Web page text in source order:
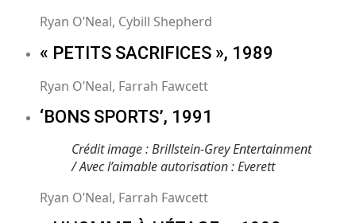
Ryan O’Neal, Cybill Shepherd
« PETITS SACRIFICES », 1989
Ryan O’Neal, Farrah Fawcett
‘BONS SPORTS’, 1991
Crédit image : Brillstein-Grey Entertainment
/ Avec l’aimable autorisation : Everett
Ryan O’Neal, Farrah Fawcett